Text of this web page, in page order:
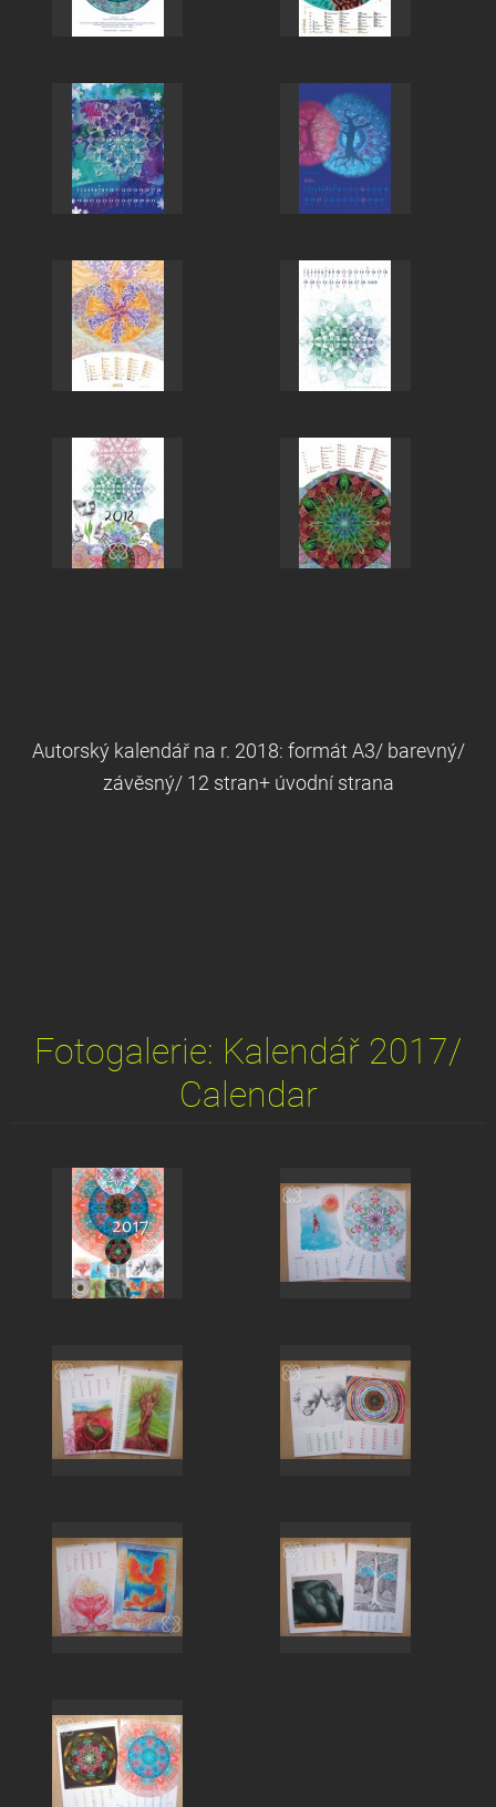
Autorský kalendář na r. 2018: formát A3/ barevný/
závěsný/ 12 stran+ úvodní strana
Fotogalerie: Kalendář 2017/
Calendar